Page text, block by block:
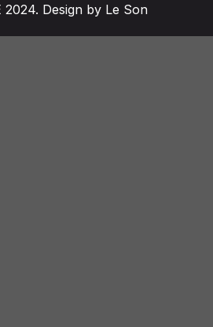
2024. Design by Le Son